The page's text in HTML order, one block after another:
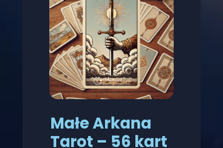
Małe Arkana
Tarot – 56 kart